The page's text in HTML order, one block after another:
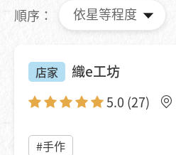
順序：
店家 織e工坊
5.0 (27)
#手作